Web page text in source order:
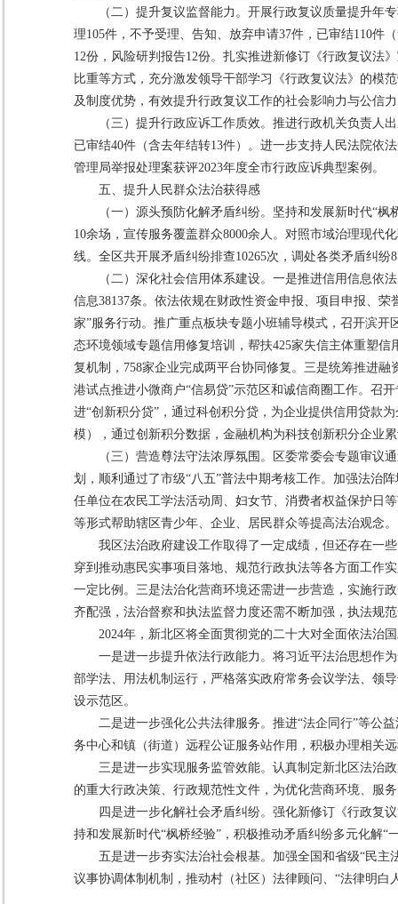
（二）提升复议监督能力。开展行政复议质量提升年
理105件，不予受理、告知、放弃申请37件，已审结110件
12份，风险研判报告12份。扎实推进新修订《行政复议法
比重等方式，充分激发领导干部学习《行政复议法》的模
及制度优势，有效提升行政复议工作的社会影响力与公信
（三）提升行政应诉工作质效。推进行政机关负责人
已审结40件（含去年结转13件）。进一步支持人民法院依
管理局举报处理案获评2023年度全市行政应诉典型案例。
五、提升人民群众法治获得感
（一）源头预防化解矛盾纠纷。坚持和发展新时代“
10余场，宣传服务覆盖群众8000余人。对照市域治理现代
线。全区共开展矛盾纠纷排查10265次，调处各类矛盾纠纷
（二）深化社会信用体系建设。一是推进信用信息依
信息38137条。依法依规在财政性资金申报、项目申报、
家”服务行动。推广重点板块专题小班辅导模式，召开滨
态环境领域专题信用修复培训，帮扶425家失信主体重塑
复机制，758家企业完成两平台协同修复。三是统筹推进
港试点推进小微商户“信易贷”示范区和诚信商圈工作。召
进“创新积分贷”，通过科创积分贷，为企业提供信用贷款
模），通过创新积分数据，金融机构为科技创新积分企业
（三）营造尊法守法浓厚氛围。区委常委会专题审议
划，顺利通过了市级“八五”普法中期考核工作。加强法治
任单位在农民工学法活动周、妇女节、消费者权益保护日
等形式帮助辖区青少年、企业、居民群众等提高法治观念。
我区法治政府建设工作取得了一定成绩，但还存在一
穿到推动惠民实事项目落地、规范行政执法等各方面工作
一定比例。三是法治化营商环境还需进一步营造，实施行
齐配强，法治督察和执法监督力度还需不断加强，执法规
2024年，新北区将全面贯彻党的二十大对全面依法治
一是进一步提升依法行政能力。将习近平法治思想作
部学法、用法机制运行，严格落实政府常务会议学法、领
设示范区。
二是进一步强化公共法律服务。推进“法企同行”等公
务中心和镇（街道）远程公证服务站作用，积极办理相关
三是进一步实现服务监管效能。认真制定新北区法治
的重大行政决策、行政规范性文件，为优化营商环境、服
四是进一步化解社会矛盾纠纷。强化新修订《行政复
持和发展新时代“枫桥经验”，积极推动矛盾纠纷多元化解
五是进一步夯实法治社会根基。加强全国和省级“民
议事协调体制机制，推动村（社区）法律顾问、“法律明